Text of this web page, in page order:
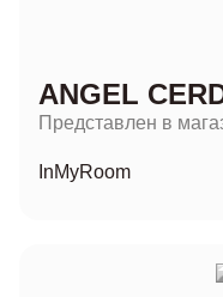
ANGEL
Представлен в
InMyRoom